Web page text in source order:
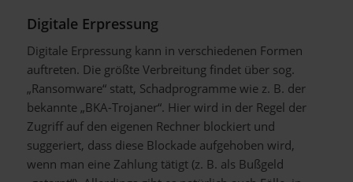
Digitale Erpressung
Digitale Erpressung kann in verschiedenen Formen
auftreten. Die größte Verbreitung findet über sog.
„Ransomware“ statt, Schadprogramme wie z. B. der
bekannte „BKA-Trojaner“. Hier wird in der Regel der
Zugriff auf den eigenen Rechner blockiert und
suggeriert, dass diese Blockade aufgehoben wird,
wenn man eine Zahlung tätigt (z. B. als Bußgeld